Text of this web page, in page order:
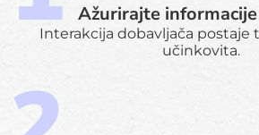
Ažurirajte
Interakcija dobavljača postaje
učinkovita.